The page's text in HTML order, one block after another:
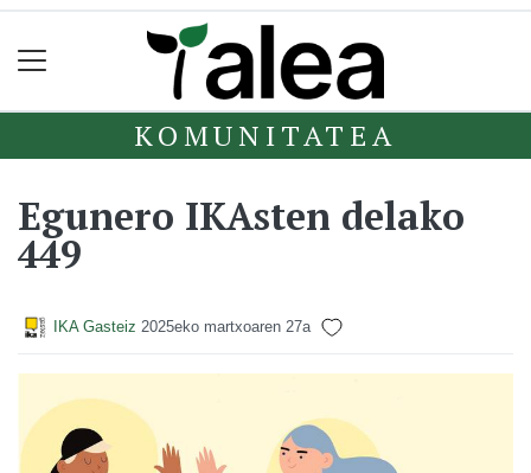
KOMUNITATEA
Egunero IKAsten delako
449
IKA Gasteiz 2025eko martxoaren 27a